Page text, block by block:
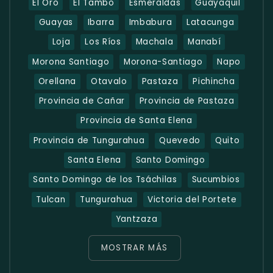
El Oro El Tambo Esmeraldas
Guayaquil
Guayas
Ibarra Imbabura
Latacunga
Loja
Los Ríos Machala
Manabí
Morona Santiago
Morona-Santiago
Napo
Orellana
Otavalo Pastaza
Pichincha
Provincia de Cañar
Provincia de Pastaza
Provincia de Santa Elena
Provincia de Tungurahua
Quevedo
Quito
Santa Elena
Santo Domingo
Santo Domingo de los Tsáchilas
Sucumbios
Tulcan
Tungurahua
Victoria del Portete
Yantzaza
MOSTRAR MÁS